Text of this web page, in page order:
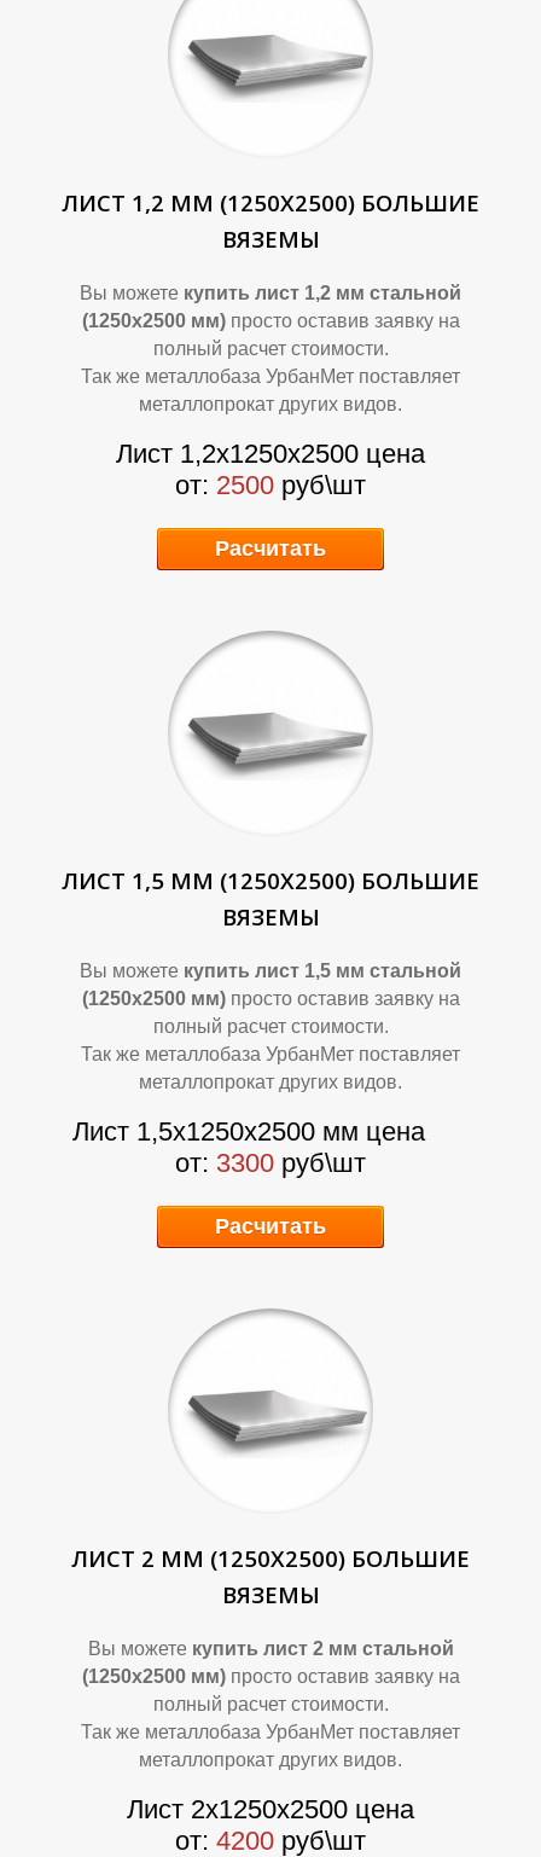
Л
Л
О
ЛИСТ 1,2 ММ (1250Х2500) БОЛЬШИЕ
ВЯЗЕМЫ
Вы можете купить лист 1,2 мм стальной
(1250х2500 мм) просто оставив заявку на
полный расчет стоимости.
Так же металлобаза УрбанМет поставляет
металлопрокат других видов.
Лист 1,2х1250х2500 цена
от: 2500 руб\шт
Расчитать
ЛИСТ 1,5 ММ (1250Х2500) БОЛЬШИЕ
ВЯЗЕМЫ
Вы можете купить лист 1,5 мм стальной
(1250х2500 мм) просто оставив заявку на
полный расчет стоимости.
Так же металлобаза УрбанМет поставляет
металлопрокат других видов.
Лист 1,5х1250х2500 мм цена
от: 3300 руб\шт
Расчитать
ЛИСТ 2 ММ (1250Х2500) БОЛЬШИЕ
ВЯЗЕМЫ
Вы можете купить лист 2 мм стальной
(1250х2500 мм) просто оставив заявку на
полный расчет стоимости.
Так же металлобаза УрбанМет поставляет
металлопрокат других видов.
Лист 2х1250х2500 цена
от: 4200 руб\шт
Л
Л
О